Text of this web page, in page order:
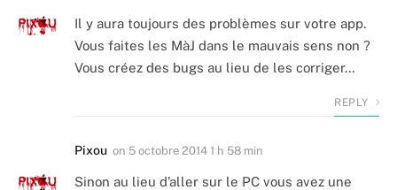
Il y aura toujours des problèmes sur votre app.
Vous faites les MàJ dans le mauvais sens non ?
Vous créez des bugs au lieu de les corriger…
REPLY
Pixou on 5 octobre 2014 1 h 58 min
Sinon au lieu d’aller sur le PC vous avez une